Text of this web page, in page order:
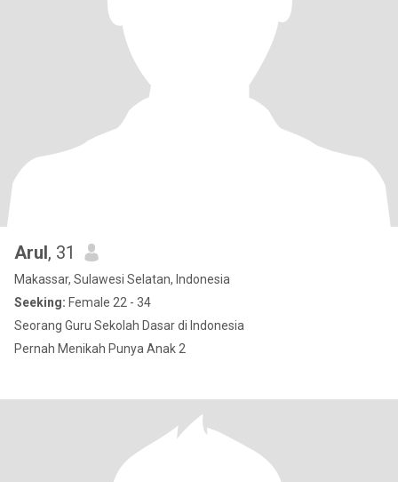
Arul, 31
Makassar, Sulawesi Selatan, Indonesia
Seeking: Female 22 - 34
Seorang Guru Sekolah Dasar di Indonesia
Pernah Menikah Punya Anak 2